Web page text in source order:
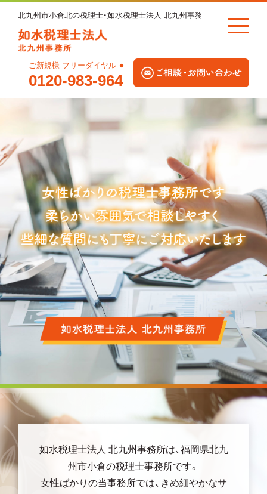
北九州市小倉北の税理士・如水税理士法人 北九州事務所
ご新規様 フリーダイヤル
0120-983-964
如水税理士法人 北九州事務所は、福岡県北九
州市小倉の税理士事務所です。
女性ばかりの当事務所では、きめ細やかなサ